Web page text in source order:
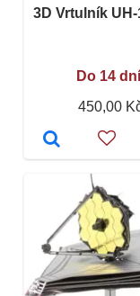
3D Vrtulník
Do 14 dní
450,00